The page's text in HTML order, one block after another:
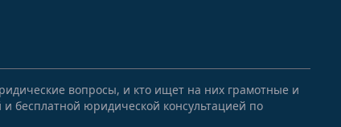
вопросы, и кто ищет на них грамотные и
бесплатной юридической консультацией по